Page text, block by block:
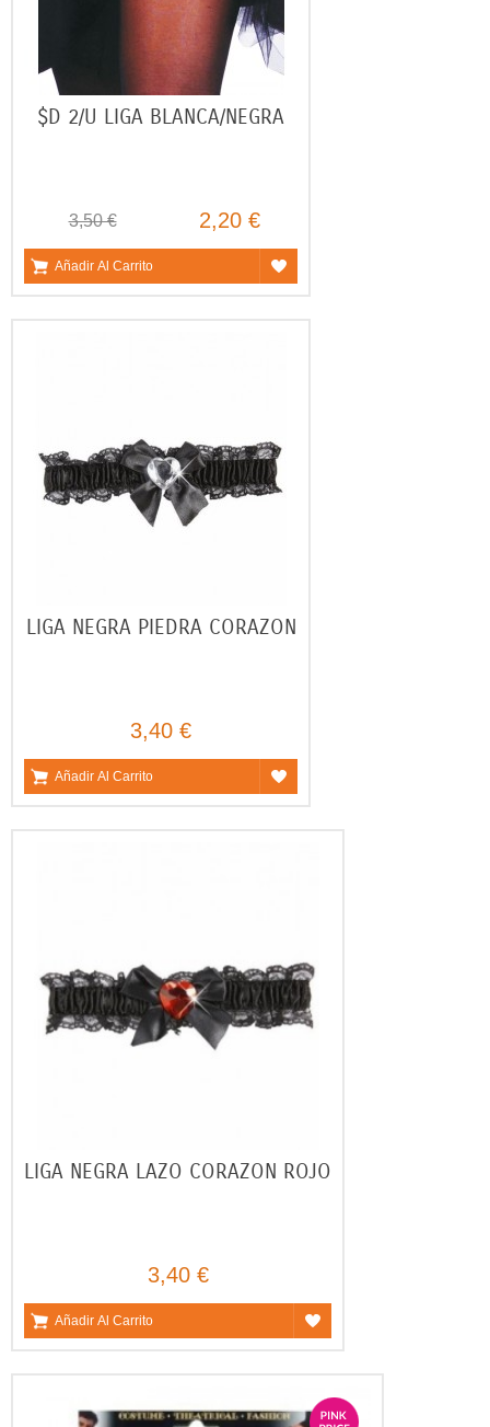
$D 2/U LIGA BLANCA/NEGRA
3,50 € 2,20 €
Añadir Al Carrito
LIGA NEGRA PIEDRA CORAZON
3,40 €
Añadir Al Carrito
LIGA NEGRA LAZO CORAZON ROJO
3,40 €
Añadir Al Carrito